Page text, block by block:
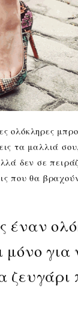
ολόκληρες
τα μαλλιά
δεν σε
που θα
έναν
μόνο για
ζευγάρι